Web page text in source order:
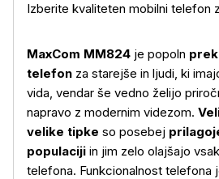
Izberite kvaliteten mobilni telefon
MaxCom MM824 je popoln
telefon za starejše in ljudi, ki
vida, vendar še vedno želijo
napravo z modernim videzom.
velike tipke so posebej
populaciji in jim zelo olajšajo
telefona. Funkcionalnost telefona